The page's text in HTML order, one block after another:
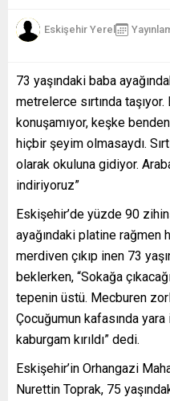
Eskişehir Yerel
73 yaşındaki baba
metrelerce sırtında taşıyor.
konuşamıyor, keşke
hiçbir şeyim olmasaydı.
olarak okuluna gidiyor.
indiriyoruz”
Eskişehir’de yüzde 90
ayağındaki platine rağmen
merdiven çıkıp inen 73
beklerken, “Sokağa
tepenin üstü. Mecburen
Çocuğumun kafasında
kaburgam kırıldı” dedi.
Eskişehir’in Orhangazi
Nurettin Toprak, 75